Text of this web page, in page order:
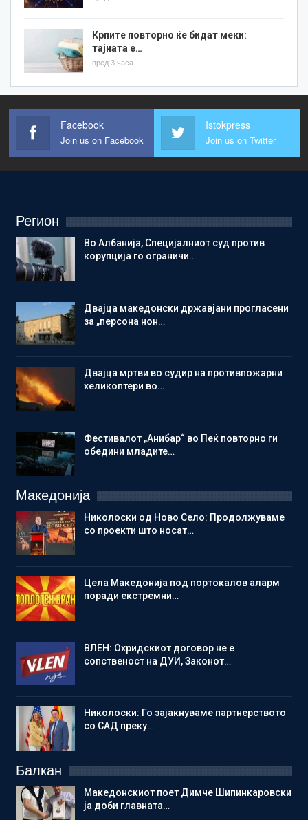
Крпите повторно ќе бидат меки:
тајната е…
пред 3 часа
Facebook
Join us on Facebook
Istokpress
Join us on Twitter
Регион
Во Албанија, Специјалниот суд против
корупција го ограничи…
Двајца македонски државјани прогласени
за „персона нон…
Двајца мртви во судир на противпожарни
хеликоптери во…
Фестивалот „Анибар“ во Пеќ повторно ги
обедини младите…
Македонија
Николоски од Ново Село: Продолжуваме
со проекти што носат…
Цела Македонија под портокалов аларм
поради екстремни…
ВЛЕН: Охридскиот договор не е
сопственост на ДУИ, Законот…
Николоски: Го зајакнуваме партнерството
со САД преку…
Балкан
Македонскиот поет Димче Шипинкаровски
ја доби главната…